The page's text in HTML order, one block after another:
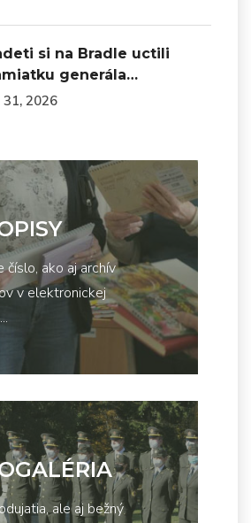
si na Bradle uctili
generála…
31, 2026
číslo, ako aj archív
v elektronickej
ale aj bežný